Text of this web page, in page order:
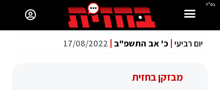
בס"ד
יום רביעי כ' אב התשפ"ב 17/08/2022
מבזקן בחזית